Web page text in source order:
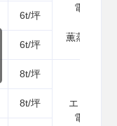
電気フォ
薫蒸施設
6t/坪
6t/坪
8t/坪
エレベー
電気フォ
8t/坪